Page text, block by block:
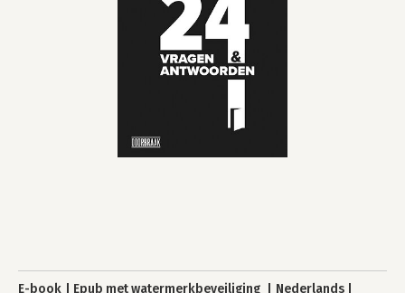
E-book Epub met watermerkbeveiliging
Nederlands